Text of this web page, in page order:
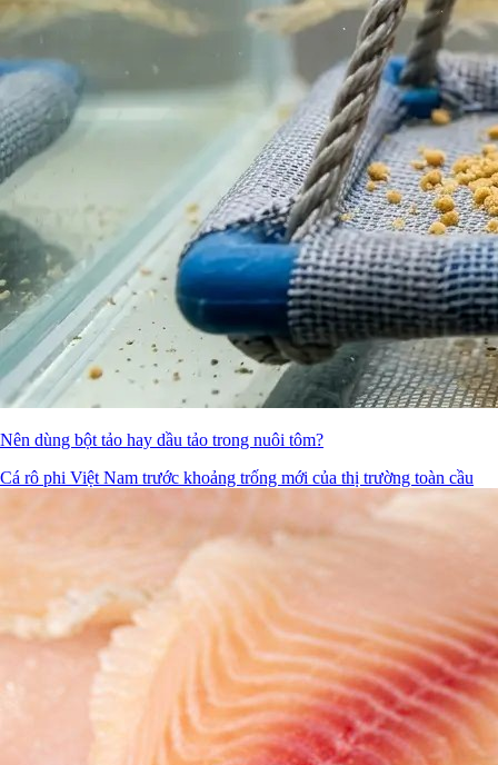
Nên dùng bột tảo hay dầu tảo trong nuôi tôm?
Cá rô phi Việt Nam trước khoảng trống mới của thị trường toàn cầu